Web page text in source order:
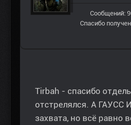
Сообщений:
Спасибо
Tirbah - спасибо
отстрелялся. А ГАУСС
захвата, но всё равно